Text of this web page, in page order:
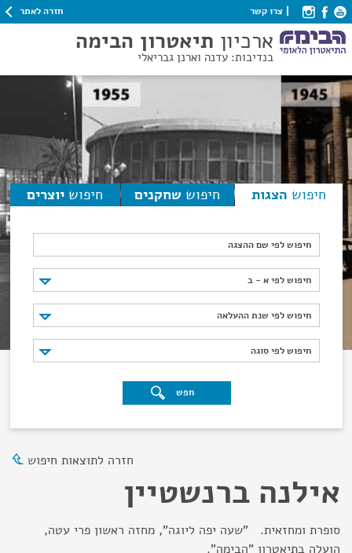
צרו קשר חזרה לאתר
ארכיון תיאטרון הבימה
בנדיבות: עדנה וארנן גבריאלי
חיפוש הצגות חיפוש שחקנים חיפוש יוצרים
חיפוש לפי שם ההצגה
חיפוש לפי א - ב
חיפוש לפי א - ב
חיפוש לפי שנת ההעלאה
חיפוש לפי שנת ההעלאה
חיפוש לפי סוגה
חיפוש לפי סוגה
חפש
חזרה לתוצאות חיפוש
אילנה ברנשטיין
סופרת ומחזאית. "שעה יפה ליוגה", מחזה ראשון פרי עטה,
הועלה בתיאטרון "הבימה".